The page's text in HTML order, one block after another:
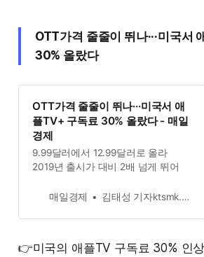
OTT가격 줄줄이 뛰나···미국서
30% 올랐다
OTT가격 줄줄이 뛰나···미국서 애
플TV+ 구독료 30% 올랐다 - 매일
경제
9.99달러에서 12.99달러로 올라
2019년 출시가 대비 2배 넘게 뛰어
매일경제 김태성 기자ktsmk.co.kr
👉미국의 애플TV 구독료 30% 인